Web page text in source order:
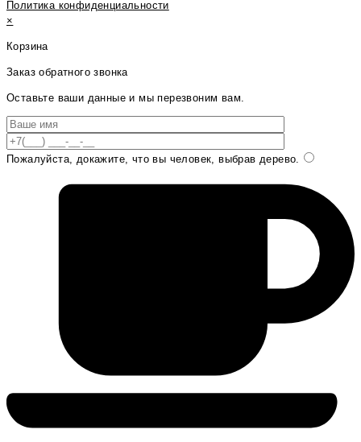
Политика конфиденциальности
×
Корзина
Заказ обратного звонка
Оставьте ваши данные и мы перезвоним вам.
Пожалуйста, докажите, что вы человек, выбрав дерево.